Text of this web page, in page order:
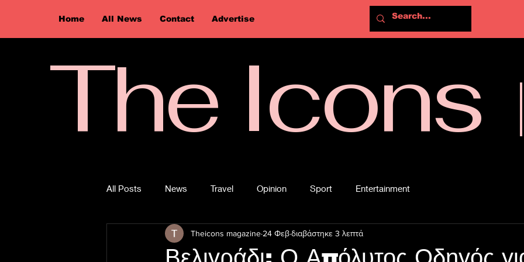
Home All News Contact Advertise
The Icons
All Posts News Travel Opinion Sport Entertainment
Theicons magazine 24 Φεβδιαβάστηκε 3 λεπτά